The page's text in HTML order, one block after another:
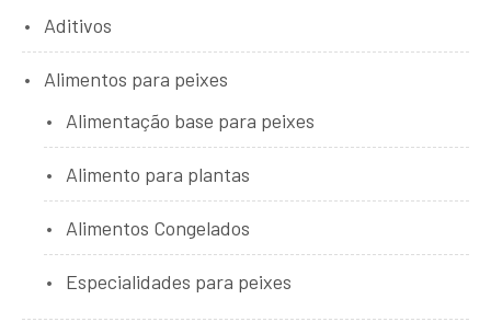
Aditivos
Alimentos para peixes
Alimentação base para peixes
Alimento para plantas
Alimentos Congelados
Especialidades para peixes